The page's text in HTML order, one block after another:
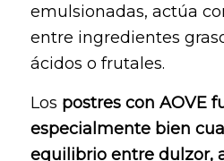
emulsionadas, actúa
entre ingredientes
ácidos o frutales.
Los postres con AOVE
especialmente bien
equilibrio entre dulzor,